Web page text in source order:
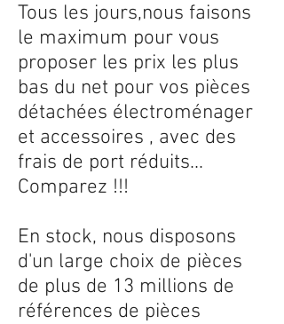
Tous les jours,nous faisons
le maximum pour vous
proposer les prix les plus
bas du net pour vos pièces
détachées électroménager
et accessoires , avec des
frais de port réduits...
Comparez !!!
En stock, nous disposons
d'un large choix de pièces
de plus de 13 millions de
références de pièces